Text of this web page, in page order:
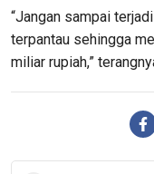
“Jangan sampai
terpantau sehingga
miliar rupiah,”